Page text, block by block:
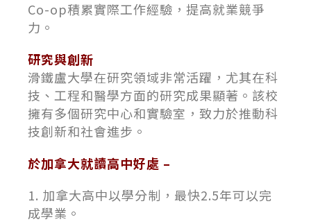
Co-op積累實際工作經驗，提高就業競爭
力。
研究與創新
滑鐵盧大學在研究領域非常活躍，尤其在科
技、工程和醫學方面的研究成果顯著。該校
擁有多個研究中心和實驗室，致力於推動科
技創新和社會進步。
於加拿大就讀高中好處 –
1. 加拿大高中以學分制，最快2.5年可以完
成學業。